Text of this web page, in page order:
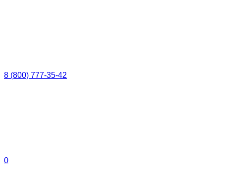
8 (800) 777-35-42
0